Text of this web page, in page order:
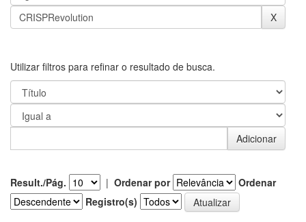
Utilizar filtros para refinar o resultado de busca.
Result./Pág. | Ordenar por
Ordenar
Registro(s)